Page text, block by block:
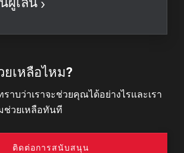
เหลือไหม?
ราบว่าเราจะช่วยคุณได้อย่างไรและเรา
ช่วยเหลือทันที
ติดต่อการสนับสนุน